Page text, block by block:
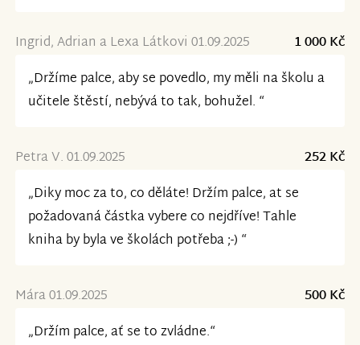
Ingrid, Adrian a Lexa Látkovi 01.09.2025
1 000 Kč
„Držíme palce, aby se povedlo, my měli na školu a
učitele štěstí, nebývá to tak, bohužel. “
Petra V. 01.09.2025
252 Kč
„Diky moc za to, co děláte! Držím palce, at se
požadovaná částka vybere co nejdříve! Tahle
kniha by byla ve školách potřeba ;-) “
Mára 01.09.2025
500 Kč
„Držím palce, ať se to zvládne.“